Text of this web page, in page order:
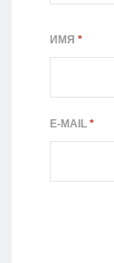
ИМЯ *
E-MAIL *